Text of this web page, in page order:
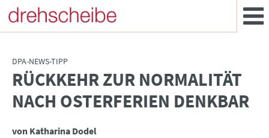
DPA-NEWS-TIPP
:RÜCKKEHR ZUR NORMALITÄT
NACH OSTERFERIEN DENKBAR
von Katharina Dodel